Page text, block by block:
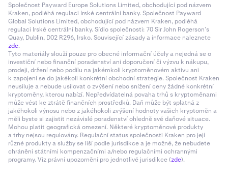
Společnost Payward Europe Solutions Limited, obchodující pod názvem
Kraken, podléhá regulaci Irské centrální banky. Společnost Payward
Global Solutions Limited, obchodující pod názvem Kraken, podléhá
regulaci Irské centrální banky. Sídlo společnosti: 70 Sir John Rogerson’s
Quay, Dublin, D02 R296, Irsko. Související zásady a informace naleznete
zde.
Tyto materiály slouží pouze pro obecné informační účely a nejedná se o
investiční nebo finanční poradenství ani doporučení či výzvu k nákupu,
prodeji, držení nebo podílu na jakémkoli kryptoměnovém aktivu ani
k zapojení se do jakékoli konkrétní obchodní strategie. Společnost Kraken
neusiluje a nebude usilovat o zvýšení nebo snížení ceny žádné konkrétní
kryptoměny, kterou nabízí. Nepředvídatelná povaha trhů s kryptoměnami
může vést ke ztrátě finančních prostředků. Daň může být splatná z
jakéhokoli výnosu nebo z jakéhokoli zvýšení hodnoty vašich kryptoměn a
měli byste si zajistit nezávislé poradenství ohledně své daňové situace.
Mohou platit geografická omezení. Některé kryptoměnové produkty
a trhy nejsou regulovány. Regulační status společnosti Kraken pro její
různé produkty a služby se liší podle jurisdikce a je možné, že nebudete
chráněni státními kompenzačními a/nebo regulačními ochrannými
programy. Viz právní upozornění pro jednotlivé jurisdikce (zde).